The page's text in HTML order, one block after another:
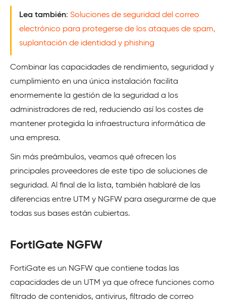
Lea también: Soluciones de seguridad del correo
electrónico para protegerse de los ataques de spam,
suplantación de identidad y phishing
Combinar las capacidades de rendimiento, seguridad y
cumplimiento en una única instalación facilita
enormemente la gestión de la seguridad a los
administradores de red, reduciendo así los costes de
mantener protegida la infraestructura informática de
una empresa.
Sin más preámbulos, veamos qué ofrecen los
principales proveedores de este tipo de soluciones de
seguridad. Al final de la lista, también hablaré de las
diferencias entre UTM y NGFW para asegurarme de que
todas sus bases están cubiertas.
FortiGate NGFW
FortiGate es un NGFW que contiene todas las
capacidades de un UTM ya que ofrece funciones como
filtrado de contenidos, antivirus, filtrado de correo